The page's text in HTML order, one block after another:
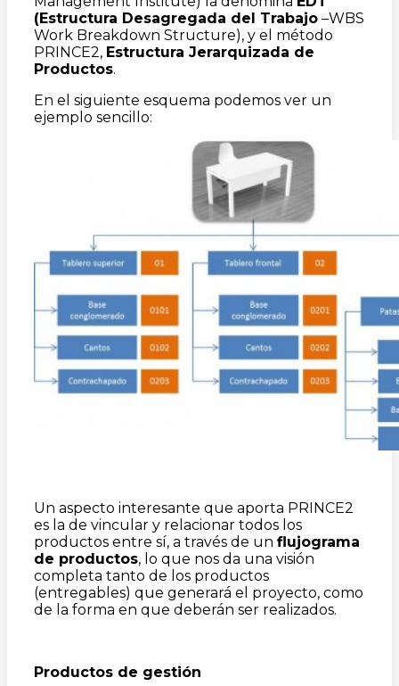
(Estructura Desagregada del Trabajo –WBS
Work Breakdown Structure), y el método
PRINCE2, Estructura Jerarquizada de
Productos.
En el siguiente esquema podemos ver un
ejemplo sencillo:
Un aspecto interesante que aporta PRINCE2
es la de vincular y relacionar todos los
productos entre sí, a través de un flujograma
de productos, lo que nos da una visión
completa tanto de los productos
(entregables) que generará el proyecto, como
de la forma en que deberán ser realizados.
Productos de gestión